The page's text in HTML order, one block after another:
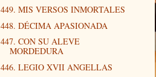
449. MIS VERSOS INMORTALES
448. DÉCIMA APASIONADA
447. CON SU ALEVE
MORDEDURA
446. LEGIO XVII ANGELLAS